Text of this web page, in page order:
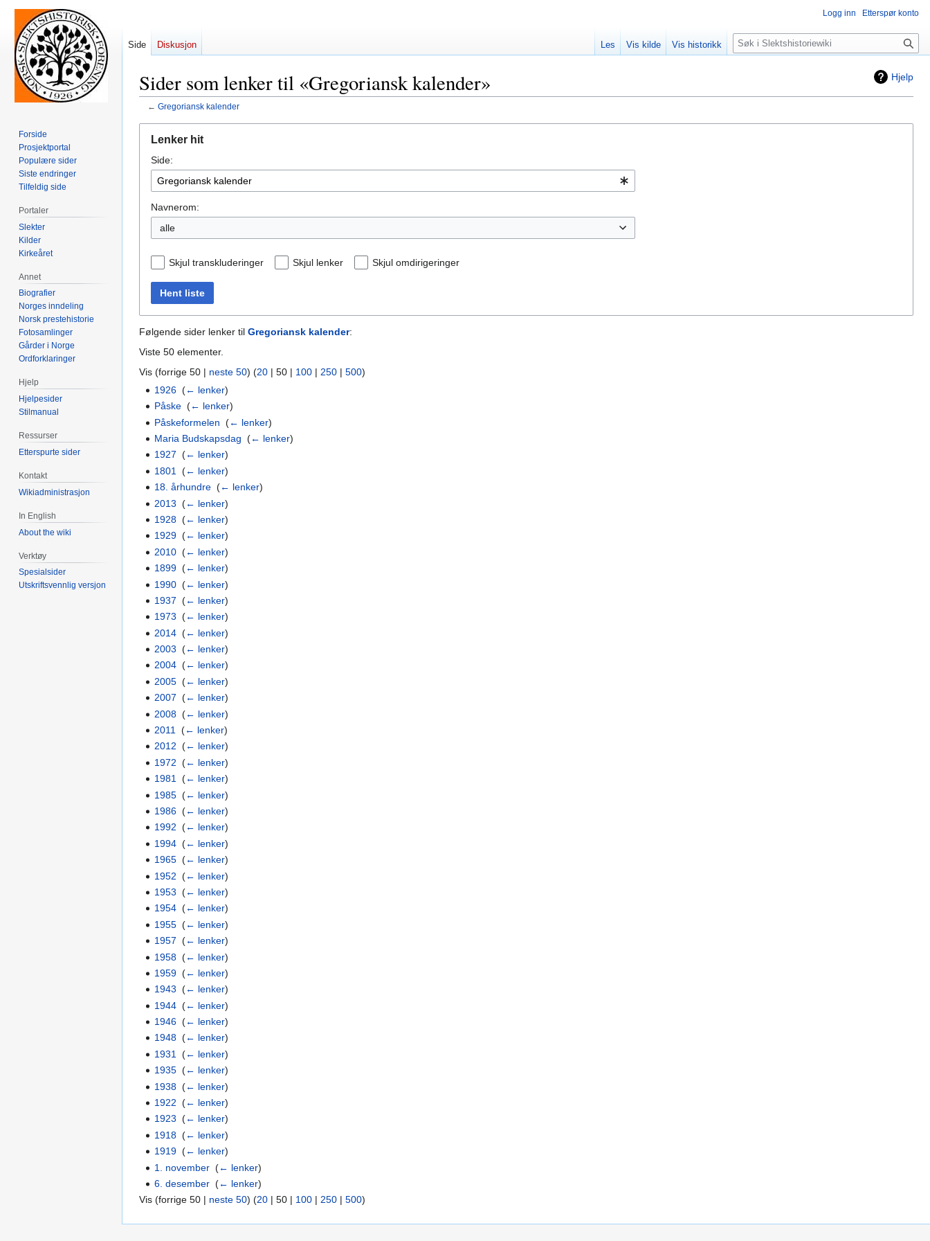
Hjelp
Sider som lenker til «Gregoriansk kalender»
← Gregoriansk kalender
navigering
søk
Lenker hit
Side:
Navnerom:
alle
Skjul transkluderinger Skjul lenker Skjul omdirigeringer
Hent liste
Følgende sider lenker til Gregoriansk kalender:
Viste 50 elementer.
Vis (forrige 50 | neste 50) (20 | 50 | 100 | 250 | 500)
1926 ‎(← lenker)
Påske ‎(← lenker)
Påskeformelen ‎(← lenker)
Maria Budskapsdag ‎(← lenker)
1927 ‎(← lenker)
1801
‎(← lenker)
18. århundre ‎(← lenker)
2013 ‎(← lenker)
1928 ‎(← lenker)
1929 ‎(← lenker)
2010 ‎(← lenker)
1899 ‎(← lenker)
1990 ‎(← lenker)
1937 ‎(← lenker)
1973 ‎(← lenker)
2014 ‎(← lenker)
2003 ‎(← lenker)
2004 ‎(← lenker)
2005 ‎(← lenker)
2007 ‎(← lenker)
2008 ‎(← lenker)
2011
‎(← lenker)
2012 ‎(← lenker)
1972 ‎(← lenker)
1981 ‎(← lenker)
1985 ‎(← lenker)
1986 ‎(← lenker)
1992 ‎(← lenker)
1994 ‎(← lenker)
1965 ‎(← lenker)
1952 ‎(← lenker)
1953 ‎(← lenker)
1954 ‎(← lenker)
1955 ‎(← lenker)
1957 ‎(← lenker)
1958 ‎(← lenker)
1959 ‎(← lenker)
1943 ‎(← lenker)
1944 ‎(← lenker)
1946 ‎(← lenker)
1948 ‎(← lenker)
1931
‎(← lenker)
1935 ‎(← lenker)
1938 ‎(← lenker)
1922 ‎(← lenker)
1923 ‎(← lenker)
1918 ‎(← lenker)
1919 ‎(← lenker)
1. november ‎(← lenker)
6. desember ‎(← lenker)
Vis (forrige 50 | neste 50) (20 | 50 | 100 | 250 | 500)
Logg inn Etterspør konto
Side Diskusjon Les Vis kilde Vis historikk
Søk
Forside
Prosjektportal
Populære sider
Siste endringer
Tilfeldig side
Portaler
Slekter
Kilder
Kirkeåret
Annet
Biografier
Norges inndeling
Norsk prestehistorie
Fotosamlinger
Gårder i Norge
Ordforklaringer
Hjelp
Hjelpesider
Stilmanual
Ressurser
Etterspurte sider
Kontakt
Wikiadministrasjon
In English
About the wiki
Verktøy
Spesialsider
Utskriftsvennlig versjon